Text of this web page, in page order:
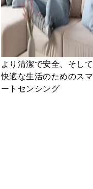
より清潔で安全、そして
快適な生活のためのスマ
ートセンシング